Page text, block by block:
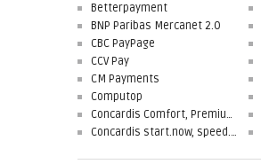
Betterpayment
BNP Paribas Mercanet 2.0
CBC PayPage
CCV Pay
CM Payments
Computop
Concardis Comfort, Premium, Professional
Concardis start.now, speed.up, flex.pro